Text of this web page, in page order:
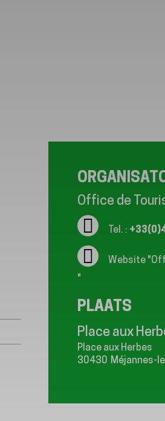
Office de
Tel. :
Website
"
PLAATS
Place aux
Place aux Herbes
30430 Méjannes-